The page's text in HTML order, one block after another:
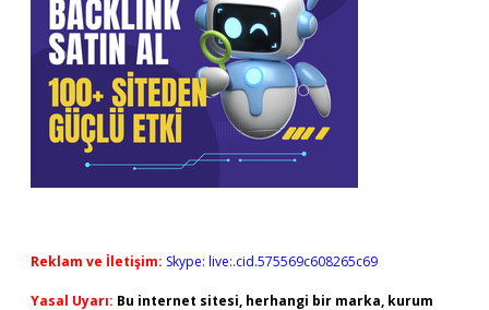
Reklam ve İletişim: Skype: live:.cid.575569c608265c69
Yasal Uyarı: Bu internet sitesi, herhangi bir marka, kurum